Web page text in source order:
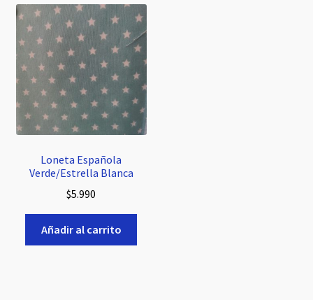
Loneta Española
Verde/Estrella Blanca
$5.990
Añadir al carrito